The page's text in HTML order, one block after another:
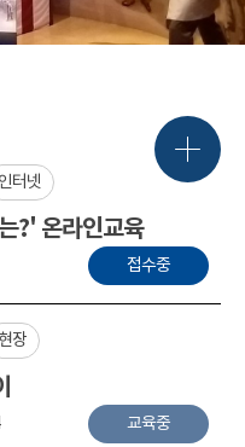
인터넷
?' 온라인교육
접수중
현장
교육중